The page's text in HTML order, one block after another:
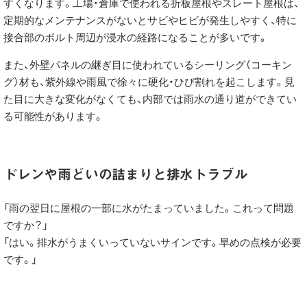
すくなります。工場・倉庫で使われる折板屋根やスレート屋根は、
定期的なメンテナンスがないとサビやヒビが発生しやすく、特に
接合部のボルト周辺が浸水の経路になることが多いです。
また、外壁パネルの継ぎ目に使われているシーリング（コーキン
グ）材も、紫外線や雨風で徐々に硬化・ひび割れを起こします。見
た目に大きな変化がなくても、内部では雨水の通り道ができてい
る可能性があります。
ドレンや雨どいの詰まりと排水トラブル
「雨の翌日に屋根の一部に水がたまっていました。これって問題
ですか？」
「はい。排水がうまくいっていないサインです。早めの点検が必要
です。」